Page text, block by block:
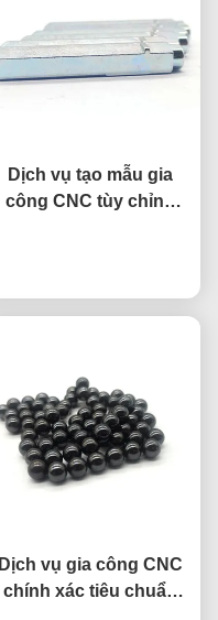
Dịch vụ tạo mẫu gia
công CNC tùy chỉnh
Dịch vụ gia công CNC
chính xác tiêu chuẩn